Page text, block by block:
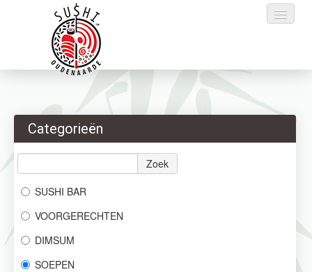
Bestellen
Reservaties
Login
Categorieën
Zoek
SUSHI BAR
VOORGERECHTEN
DIMSUM
SOEPEN